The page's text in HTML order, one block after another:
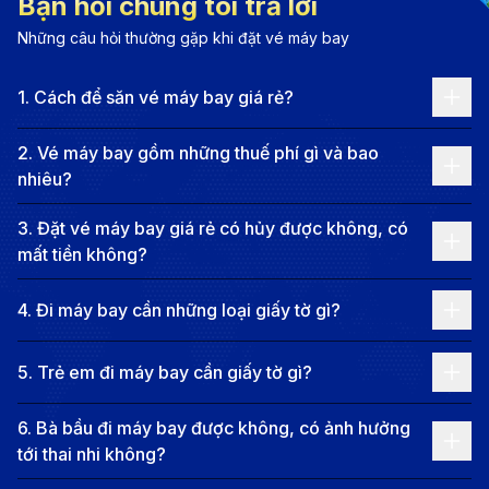
và chiều sâu lịch sử, Côn Đảo là điểm đến lý tưởng
cho những ai tìm kiếm sự thanh bình và khám phá.
Một lần đặt chân đến đây, bạn sẽ không chỉ ấn tượng
bởi cảnh sắc mà còn cảm nhận được sức sống mãnh
liệt của vùng đất anh hùng.
Thông tin chặng bay từ Rạch Giá
đến Côn Đảo
Khoảng cách và thời gian di chuyển
Khoảng cách: Khoảng 250 km theo đường chim
bay.
Thời gian di chuyển (kết hợp nối chuyến)
đến 8 giờ, bao gồm thời gian chờ nối chuyến.
Lựa chọn phương tiện di chuyển
Những câu hỏi thường gặp khi đặt vé máy bay
1. Cách để săn vé máy bay giá rẻ?
2. Vé máy bay gồm những thuế phí gì và bao
nhiêu?
3. Đặt vé máy bay giá rẻ có hủy được không, có
mất tiền không?
4. Đi máy bay cần những loại giấy tờ gì?
5. Trẻ em đi máy bay cần giấy tờ gì?
6. Bà bầu đi máy bay được không, có ảnh hưởng
tới thai nhi không?